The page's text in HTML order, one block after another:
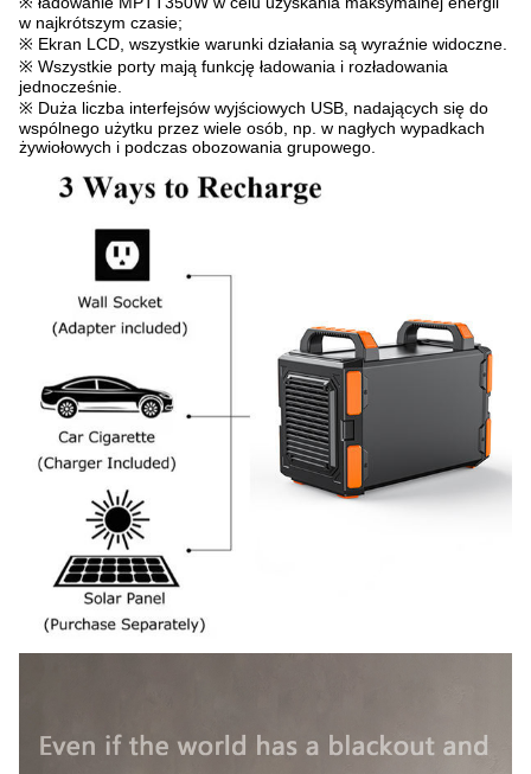
w najkrótszym czasie;
※ Ekran LCD, wszystkie warunki działania są wyraźnie widoczne.
※ Wszystkie porty mają funkcję ładowania i rozładowania
jednocześnie.
※ Duża liczba interfejsów wyjściowych USB, nadających się do
wspólnego użytku przez wiele osób, np. w nagłych wypadkach
żywiołowych i podczas obozowania grupowego.